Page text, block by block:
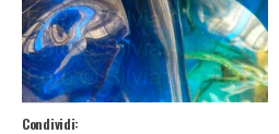
Condividi: